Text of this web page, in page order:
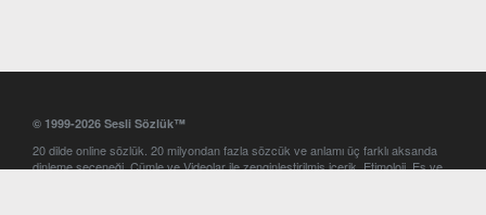
© 1999-2026 Sesli Sözlük™
20 dilde online sözlük. 20 milyondan fazla sözcük ve anlamı üç farklı aksanda
dinleme seçeneği. Cümle ve Videolar ile zenginleştirilmiş içerik. Etimoloji, Eş ve